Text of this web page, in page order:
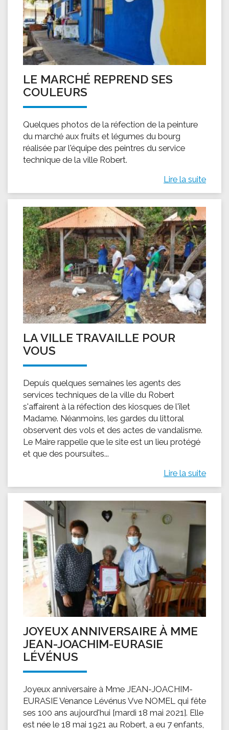
LE MARCHÉ REPREND SES
COULEURS
Quelques photos de la réfection de la peinture
du marché aux fruits et légumes du bourg
réalisée par l'équipe des peintres du service
technique de la ville Robert.
Lire la suite
LA VILLE TRAVAILLE POUR
VOUS
Depuis quelques semaines les agents des
services techniques de la ville du Robert
s'affairent à la réfection des kiosques de l'îlet
Madame. Néanmoins, les gardes du littoral
observent des vols et des actes de vandalisme.
Le Maire rappelle que le site est un lieu protégé
et que des poursuites...
Lire la suite
JOYEUX ANNIVERSAIRE À MME
JEAN-JOACHIM-EURASIE
LÉVÉNUS
Joyeux anniversaire à Mme JEAN-JOACHIM-
EURASIE Venance Lévénus Vve NOMEL qui fête
ses 100 ans aujourd'hui [mardi 18 mai 2021]. Elle
est née le 18 mai 1921 au Robert, a eu 7 enfants,